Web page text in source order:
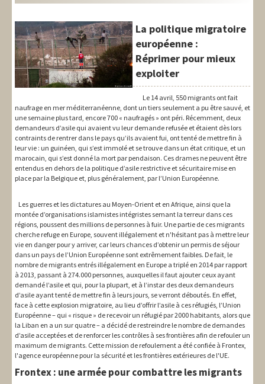
Europe
International
Syndical
Social
Thèmes
La politique migratoire
européenne :
Réprimer pour mieux
exploiter
Le 14 avril, 550 migrants ont fait
naufrage en mer méditerranéenne, dont un tiers seulement a pu être sauvé, et
une semaine plus tard, encore 700 « naufragés » ont péri. Récemment, deux
demandeurs d’asile qui avaient vu leur demande refusée et étaient dès lors
contraints de rentrer dans le pays qu’ils avaient fui, ont tenté de mettre fin à
leur vie : un guinéen, qui s’est immolé et se trouve dans un état critique, et un
marocain, qui s’est donné la mort par pendaison. Ces drames ne peuvent être
entendus en dehors de la politique d’asile restrictive et sécuritaire mise en
place par la Belgique et, plus généralement, par l’Union Européenne.
Les guerres et les dictatures au Moyen-Orient et en Afrique, ainsi que la
montée d’organisations islamistes intégristes semant la terreur dans ces
régions, poussent des millions de personnes à fuir. Une partie de ces migrants
cherche refuge en Europe, souvent illégalement et n'hésitant pas à mettre leur
vie en danger pour y arriver, car leurs chances d’obtenir un permis de séjour
dans un pays de l’Union Européenne sont extrêmement faibles. De fait, le
nombre de migrants entrés illégalement en Europe a triplé en 2014 par rapport
à 2013, passant à 274.000 personnes, auxquelles il faut ajouter ceux ayant
demandé l’asile et qui, pour la plupart, et à l’instar des deux demandeurs
d’asile ayant tenté de mettre fin à leurs jours, se verront déboutés. En effet,
face à cette explosion migratoire, au lieu d’offrir l’asile à ces réfugiés, l’Union
Européenne – qui « risque » de recevoir un réfugié par 2000 habitants, alors que
la Liban en a un sur quatre – a décidé de restreindre le nombre de demandes
d’asile acceptées et de renforcer les contrôles à ses frontières afin de refouler un
maximum de migrants. Cette mission de refoulement a été confiée à Frontex,
l'agence européenne pour la sécurité et les frontières extérieures de l'UE.
Frontex : une armée pour combattre les migrants